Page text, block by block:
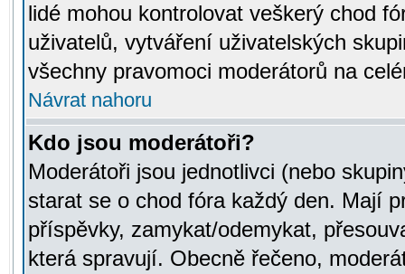
lidé mohou kontrolovat veškerý chod
uživatelů, vytváření uživatelských
všechny pravomoci moderátorů na
Návrat nahoru
Kdo jsou moderátoři?
Moderátoři jsou jednotlivci (nebo
starat se o chod fóra každý den. Mají
příspěvky, zamykat/odemykat,
která spravují. Obecně řečeno,